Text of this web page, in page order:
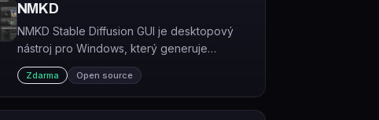
NMKD
NMKD Stable Diffusion GUI je desktopový
nástroj pro Windows, který generuje
obrázky z textu pomocí Stable Diffusion
přímo na GPU uživatele.
Zdarma Open source